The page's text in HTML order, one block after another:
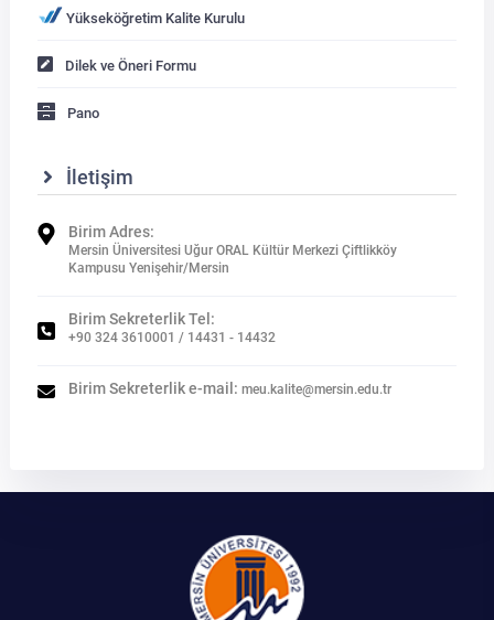
Yükseköğretim Kalite Kurulu
Dilek ve Öneri Formu
Pano
İletişim
Birim Adres:
Mersin Üniversitesi Uğur ORAL Kültür Merkezi Çiftlikköy
Kampusu Yenişehir/Mersin
Birim Sekreterlik Tel:
+90 324 3610001 / 14431 - 14432
Birim Sekreterlik e-mail: meu.kalite@mersin.edu.tr